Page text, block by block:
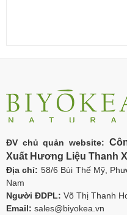
ĐV chủ quản website:
Xuất Hương Liệu Thanh
Địa chỉ: 58/6 Bùi Thế Mỹ,
Nam
Người ĐDPL: Võ Thị Thanh
Email: sales@biyokea.vn